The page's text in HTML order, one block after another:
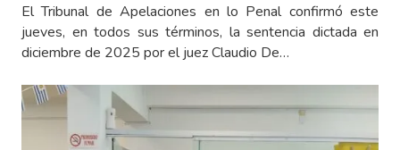
El Tribunal de Apelaciones en lo Penal confirmó este
jueves, en todos sus términos, la sentencia dictada en
diciembre de 2025 por el juez Claudio De…